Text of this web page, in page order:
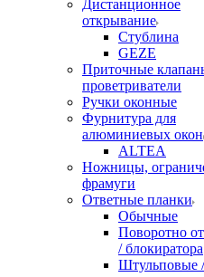
Дистанционное
открывание
Стублина
GEZE
Приточные
проветриватели
Ручки оконные
Фурнитура для
алюминиевых окон
ALTEA
Ножницы,
фрамуги
Ответные планки
Обычные
Поворотно
/ блокиратора
Штульповые /